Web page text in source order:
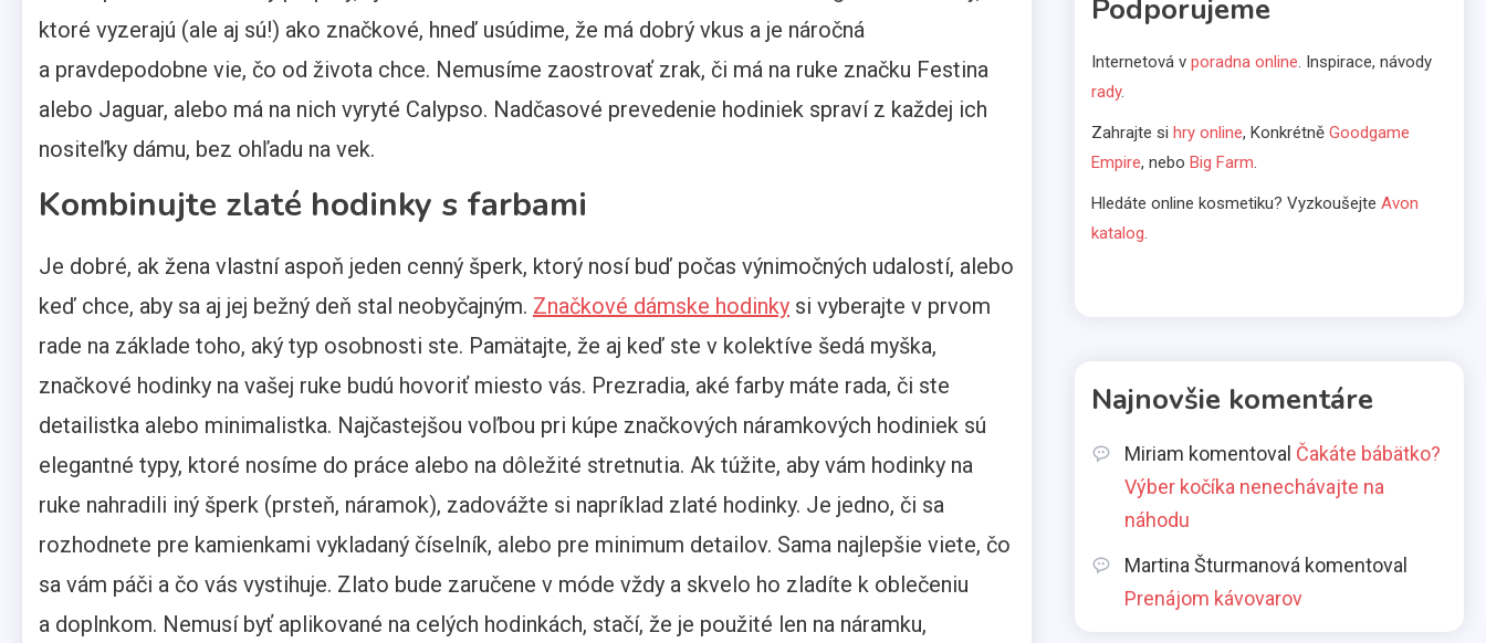
ktoré vyzerajú (ale aj sú!) ako značkové, hneď usúdime, že má dobrý vkus a je náročná
a pravdepodobne vie, čo od života chce. Nemusíme zaostrovať zrak, či má na ruke značku Festina
alebo Jaguar, alebo má na nich vyryté Calypso. Nadčasové prevedenie hodiniek spraví z každej ich
nositeľky dámu, bez ohľadu na vek.
Kombinujte zlaté hodinky s farbami
Je dobré, ak žena vlastní aspoň jeden cenný šperk, ktorý nosí buď počas výnimočných udalostí, alebo
keď chce, aby sa aj jej bežný deň stal neobyčajným. Značkové dámske hodinky si vyberajte v prvom
rade na základe toho, aký typ osobnosti ste. Pamätajte, že aj keď ste v kolektíve šedá myška,
značkové hodinky na vašej ruke budú hovoriť miesto vás. Prezradia, aké farby máte rada, či ste
detailistka alebo minimalistka. Najčastejšou voľbou pri kúpe značkových náramkových hodiniek sú
elegantné typy, ktoré nosíme do práce alebo na dôležité stretnutia. Ak túžite, aby vám hodinky na
ruke nahradili iný šperk (prsteň, náramok), zadovážte si napríklad zlaté hodinky. Je jedno, či sa
rozhodnete pre kamienkami vykladaný číselník, alebo pre minimum detailov. Sama najlepšie viete, čo
sa vám páči a čo vás vystihuje. Zlato bude zaručene v móde vždy a skvelo ho zladíte k oblečeniu
a doplnkom. Nemusí byť aplikované na celých hodinkách, stačí, že je použité len na náramku,
6
Bábätká
kočíka nenechávajte na
náhodu
Aká pôžička je najlepšia
pre slobodné mamičky?
Životný štýl
Podporujeme
Internetová v poradna online. Inspirace, návody
rady.
Zahrajte si hry online, Konkrétně Goodgame
Empire, nebo Big Farm.
Hledáte online kosmetiku? Vyzkoušejte Avon
katalog.
Najnovšie komentáre
Miriam komentoval Čakáte bábätko?
Výber kočíka nenechávajte na
náhodu
Martina Šturmanová komentoval
Prenájom kávovarov